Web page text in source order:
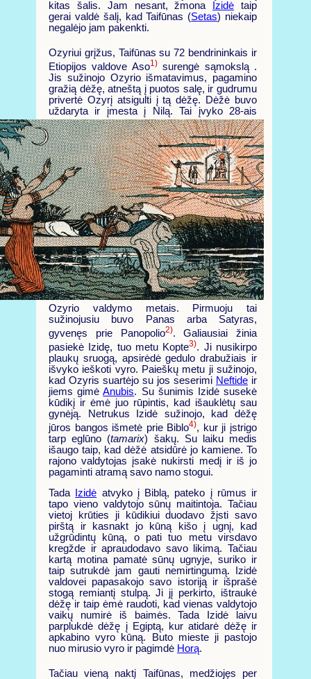
kitas šalis. Jam nesant, žmona
Izidė taip
gerai valdė šalį, kad Taifūnas (Setas) niekaip
negalėjo jam pakenkti.
Ozyriui grįžus, Taifūnas su 72 bendrininkais ir
Etiopijos valdove Aso1)surengė sąmokslą .
Jis sužinojo Ozyrio išmatavimus, pagamino
gražią dėžę, atneštą į puotos salę, ir gudrumu
privertė Ozyrį atsigulti į tą dėžę. Dėžė buvo
uždaryta ir įmesta į Nilą.Tai įvyko 28-ais
Ozyrio valdymo metais. Pirmuoju tai
sužinojusiu buvo Panas arba Satyras,
gyvenęs prie Panopolio2). Galiausiai žinia
pasiekė Izidę, tuo metu Kopte3). Ji nusikirpo
plaukų sruogą, apsirėdė gedulo drabužiais ir
išvyko ieškoti vyro. Paieškų metu ji sužinojo,
kad Ozyris suartėjo su jos seserimi Neftide ir
jiems gimėAnubis. Su šunimis Izidė susekė
kūdikį ir ėmė juo rūpintis, kad išauklėtų sau
gynėją. Netrukus Izidė sužinojo, kad dėžę
jūros bangos išmetė prie Biblo4), kur ji įstrigo
tarp eglūno (tamarix) šakų. Su laiku medis
išaugo taip, kad dėžė atsidūrė jo kamiene. To
rajono valdytojas įsakė nukirsti medį ir iš jo
pagaminti atramą savo namo stogui.
Tada
Izidė atvyko į Biblą, pateko į rūmus ir
tapo vieno valdytojo sūnų maitintoja. Tačiau
vietoj krūties ji kūdikiui duodavo žįsti savo
pirštą ir kasnakt jo kūną kišo į ugnį, kad
užgrūdintų kūną, o pati tuo metu virsdavo
kregžde ir apraudodavo savo likimą. Tačiau
kartą motina pamatė sūnų ugnyje, suriko ir
taip sutrukdė jam gauti nemirtingumą. Izidė
valdovei papasakojo savo istoriją ir išprašė
stogą remiantį stulpą. Ji jį perkirto, ištraukė
dėžę ir taip ėmė raudoti, kad vienas valdytojo
vaikų numirė iš baimės. Tada Izidė laivu
parplukdė dėžę į Egiptą, kur atidarė dėžę ir
apkabino vyro kūną. Buto mieste ji pastojo
nuo mirusio vyro ir pagimdė Horą.
Tačiau vieną naktį Taifūnas, medžiojęs per